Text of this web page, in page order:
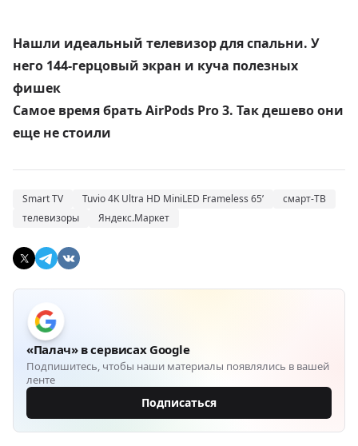
Нашли идеальный телевизор для спальни. У
него 144-герцовый экран и куча полезных
фишек
Самое время брать AirPods Pro 3. Так дешево они
еще не стоили
Smart TV Tuvio 4K Ultra HD MiniLED Frameless 65’
смарт-ТВ
телевизоры
Яндекс.Маркет
«Палач» в сервисах Google
Подпишитесь, чтобы наши материалы появлялись в вашей
ленте
Подписаться